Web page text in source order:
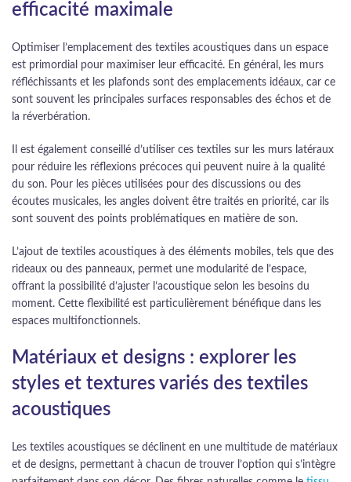
efficacité maximale
Optimiser l’emplacement des textiles acoustiques dans un espace
est primordial pour maximiser leur efficacité. En général, les murs
réfléchissants et les plafonds sont des emplacements idéaux, car ce
sont souvent les principales surfaces responsables des échos et de
la réverbération.
Il est également conseillé d’utiliser ces textiles sur les murs latéraux
pour réduire les réflexions précoces qui peuvent nuire à la qualité
du son. Pour les pièces utilisées pour des discussions ou des
écoutes musicales, les angles doivent être traités en priorité, car ils
sont souvent des points problématiques en matière de son.
L’ajout de textiles acoustiques à des éléments mobiles, tels que des
rideaux ou des panneaux, permet une modularité de l’espace,
offrant la possibilité d’ajuster l’acoustique selon les besoins du
moment. Cette flexibilité est particulièrement bénéfique dans les
espaces multifonctionnels.
Matériaux et designs : explorer les
styles et textures variés des textiles
acoustiques
Les textiles acoustiques se déclinent en une multitude de matériaux
et de designs, permettant à chacun de trouver l’option qui s’intègre